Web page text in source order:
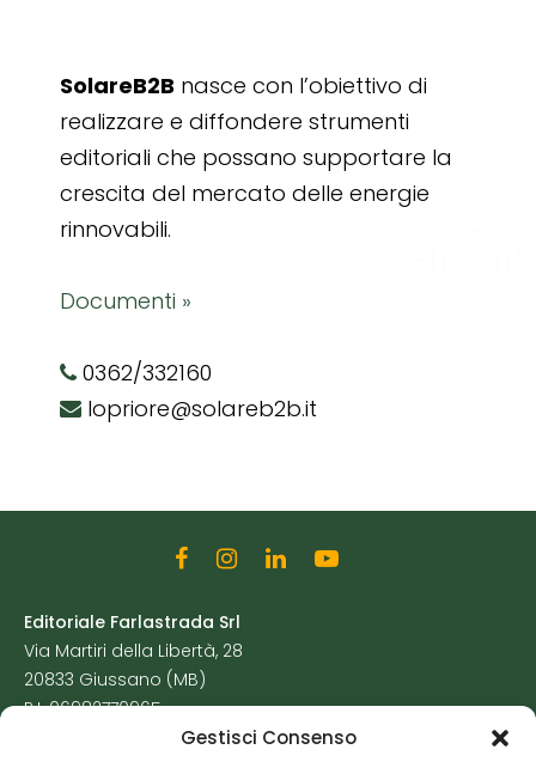
Gestisci Consenso
SolareB2B nasce con l’obiettivo di
realizzare e diffondere strumenti
editoriali che possano supportare la
crescita del mercato delle energie
rinnovabili.
Documenti »
0362/332160
lopriore@solareb2b.it
Editoriale Farlastrada Srl
Via Martiri della Libertà, 28
20833 Giussano (MB)
P.I. 06982770965